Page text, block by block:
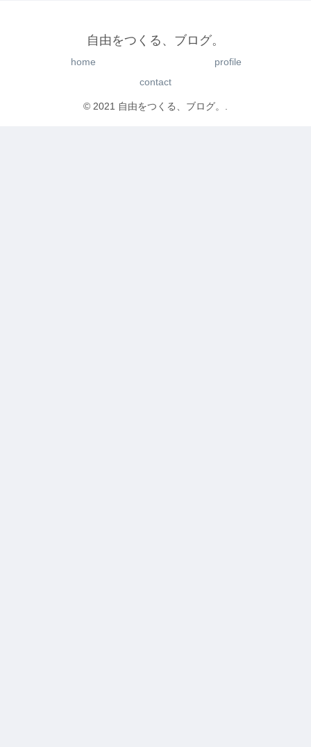
自由をつくる、ブログ。
home
profile
contact
© 2021 自由をつくる、ブログ。.